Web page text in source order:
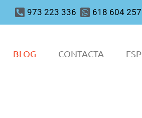
973 223 336 618 604 257
BLOG CONTACTA ESP